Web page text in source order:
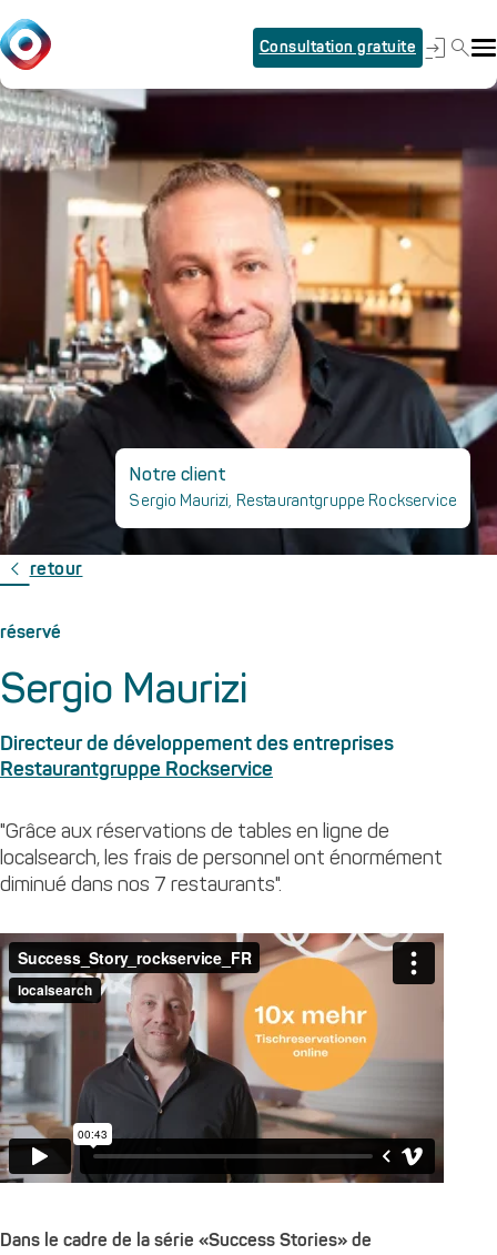
Consultation gratuite
Notre client
Sergio Maurizi, Restaurantgruppe Rockservice
retour
réservé
Sergio Maurizi
Directeur de développement des entreprises
Restaurantgruppe Rockservice
"Grâce aux réservations de tables en ligne de
localsearch, les frais de personnel ont énormément
diminué dans nos 7 restaurants".
Dans le cadre de la série «Success Stories» de